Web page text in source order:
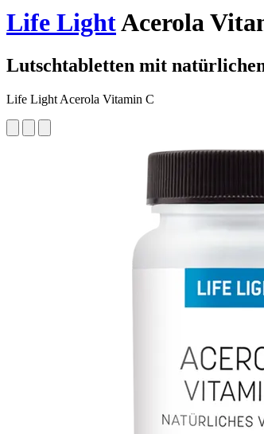
Life LightAcerola
Lutschtabletten mit
Life Light Acerola Vitamin C